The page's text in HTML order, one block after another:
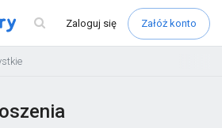
Zaloguj się Załóż konto